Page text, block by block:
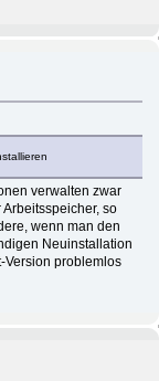
verwalten zwar
so
wenn man den
Neuinstallation
Version problemlos